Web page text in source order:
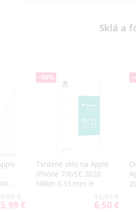
Sklá a
9,99 €
Special
5,99 €
-50%
Tvrdené sklo na Apple
iPhone 7/8/SE 2020
Nillkin 0.33 mm H
12,99 €
Special
6,50 €
-